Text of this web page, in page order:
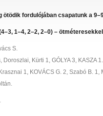
ötödik fordulójában csapatunk a
1–4, 2–2, 2–0) –
S.
Doroszlai, Kürti 1, GÓLYA 3,
1, KOVÁCS G. 2, Szabó B.